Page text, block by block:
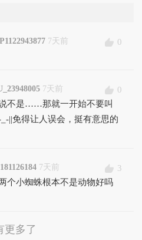
7天前
0
7天前
0
不是……那就一开始不要叫
||免得让人误会，挺有意思的
7天前
3
个小蜘蛛根本不是动物好吗
更多了